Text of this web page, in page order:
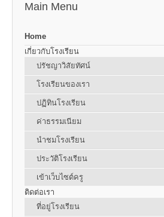
Main Menu
Home
เกี่ยวกับโรงเรียน
ปรัชญาวิสัยทัศน์
โรงเรียนของเรา
ปฏิทินโรงเรียน
ค่าธรรมเนียม
นำชมโรงเรียน
ประวัติโรงเรียน
เข้าเว็บไซต์ครู
ติดต่อเรา
ที่อยู่โรงเรียน